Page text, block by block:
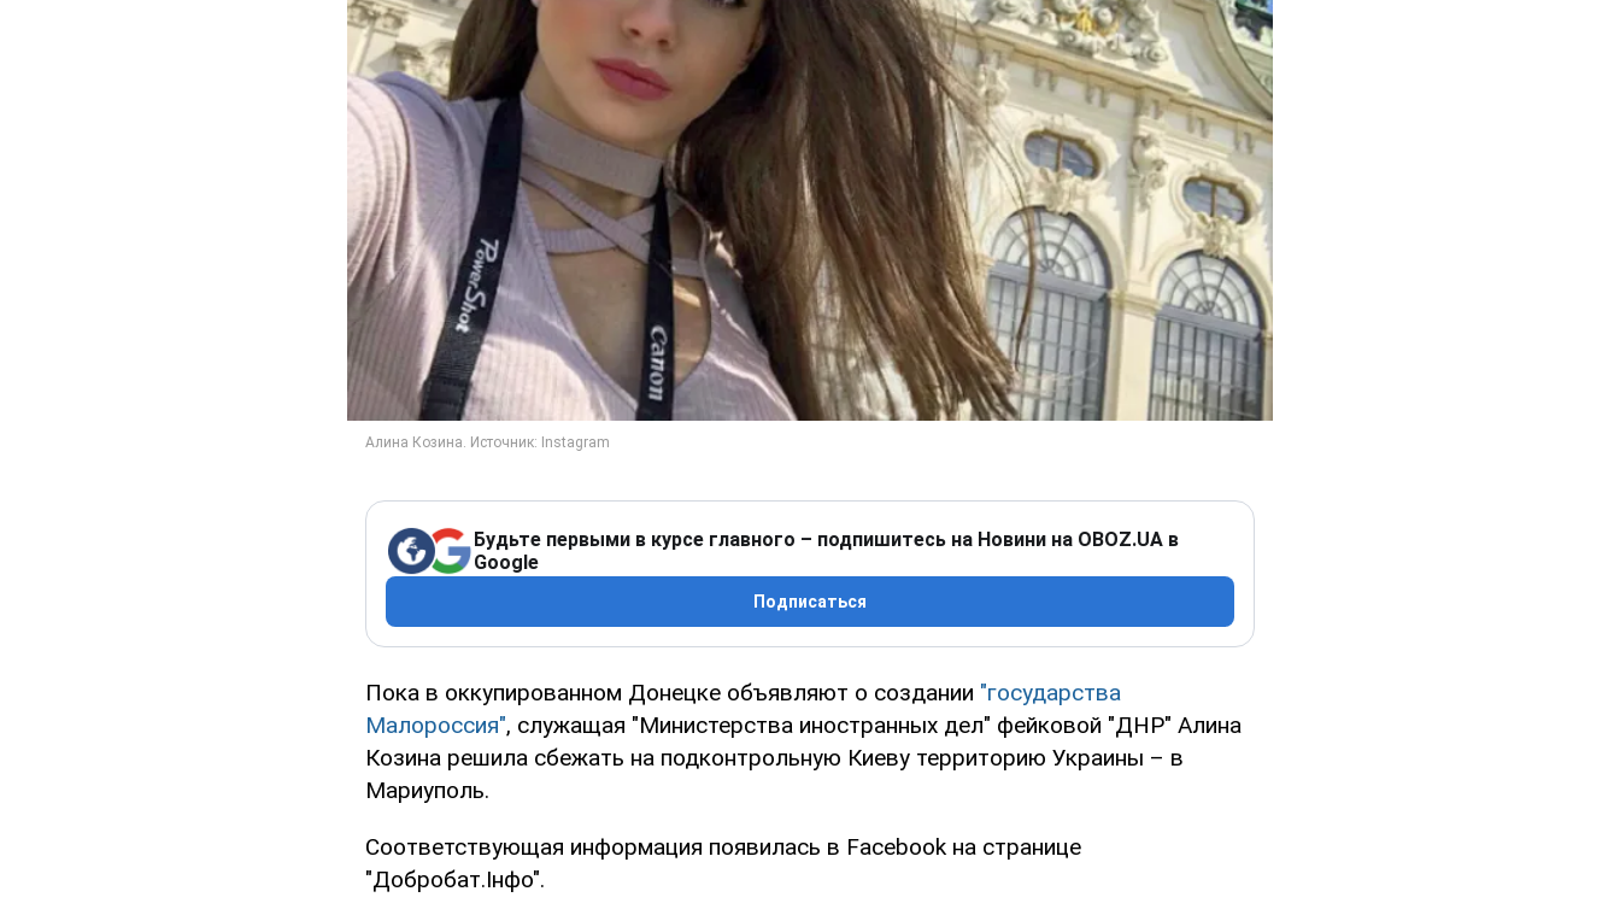
Будьте первыми в курсе главного – подпишитесь на Новини на OBOZ.UA в
Google
Подписаться
Пока в оккупированном Донецке объявляют о создании "государства
Малороссия", служащая "Министерства иностранных дел" фейковой "ДНР" Алина
Козина решила сбежать на подконтрольную Киеву территорию Украины – в
Мариуполь.
Соответствующая информация появилась в Facebook на странице
"Добробат.Інфо".